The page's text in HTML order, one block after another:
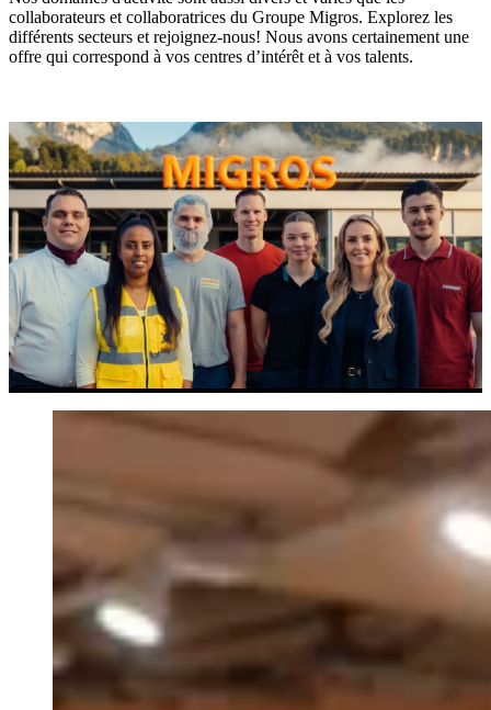
collaborateurs et collaboratrices du Groupe Migros. Explorez les
différents secteurs et rejoignez-nous! Nous avons certainement une
offre qui correspond à vos centres d’intérêt et à vos talents.